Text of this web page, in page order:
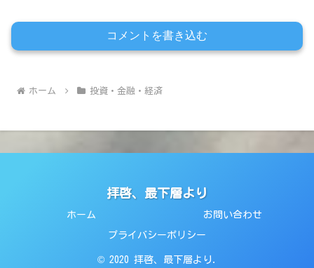
コメントを書き込む
ホーム 投資・金融・経済
拝啓、最下層より
ホーム お問い合わせ
プライバシーポリシー
© 2020 拝啓、最下層より.